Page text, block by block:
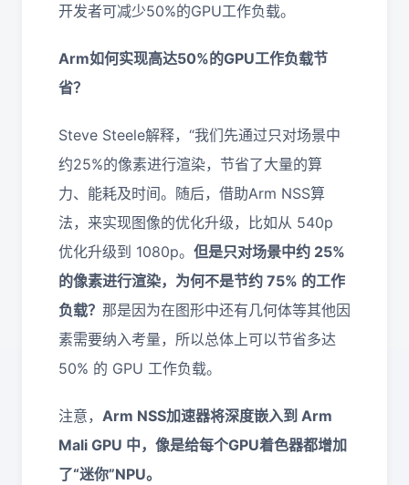
开发者可减少50%的GPU工作负载。
Arm如何实现高达50%的GPU工作负载节
省？
Steve Steele解释，“我们先通过只对场景中
约25%的像素进行渲染，节省了大量的算
力、能耗及时间。随后，借助Arm NSS算
法，来实现图像的优化升级，比如从 540p
优化升级到 1080p。 但是只对场景中约 25%
的像素进行渲染，为何不是节约 75% 的工作
负载？ 那是因为在图形中还有几何体等其他因
素需要纳入考量，所以总体上可以节省多达
50% 的 GPU 工作负载。
注意， Arm NSS加速器将深度嵌入到 Arm
Mali GPU 中，像是给每个GPU着色器都增加
了“迷你”NPU。